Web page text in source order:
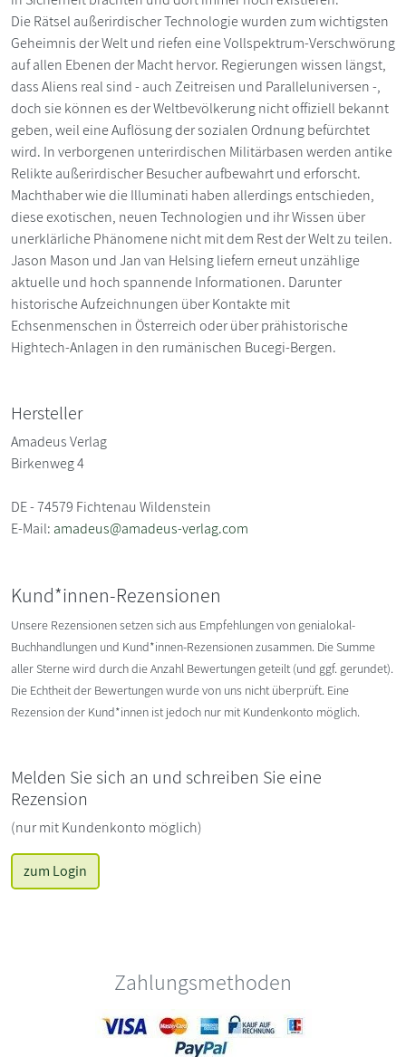
Die Rätsel außerirdischer Technologie wurden zum wichtigsten
Geheimnis der Welt und riefen eine Vollspektrum-Verschwörung
auf allen Ebenen der Macht hervor. Regierungen wissen längst,
dass Aliens real sind - auch Zeitreisen und Paralleluniversen -,
doch sie können es der Weltbevölkerung nicht offiziell bekannt
geben, weil eine Auflösung der sozialen Ordnung befürchtet
wird. In verborgenen unterirdischen Militärbasen werden antike
Relikte außerirdischer Besucher aufbewahrt und erforscht.
Machthaber wie die Illuminati haben allerdings entschieden,
diese exotischen, neuen Technologien und ihr Wissen über
unerklärliche Phänomene nicht mit dem Rest der Welt zu teilen.
Jason Mason und Jan van Helsing liefern erneut unzählige
aktuelle und hoch spannende Informationen. Darunter
historische Aufzeichnungen über Kontakte mit
Echsenmenschen in Österreich oder über prähistorische
Hightech-Anlagen in den rumänischen Bucegi-Bergen.
Hersteller
Amadeus Verlag
Birkenweg 4
DE - 74579 Fichtenau Wildenstein
E-Mail: amadeus@amadeus-verlag.com
Kund*innen-Rezensionen
Unsere Rezensionen setzen sich aus Empfehlungen von genialokal-
Buchhandlungen und Kund*innen-Rezensionen zusammen. Die Summe
aller Sterne wird durch die Anzahl Bewertungen geteilt (und ggf. gerundet).
Die Echtheit der Bewertungen wurde von uns nicht überprüft. Eine
Rezension der Kund*innen ist jedoch nur mit Kundenkonto möglich.
Melden Sie sich an und schreiben Sie eine
Rezension
(nur mit Kundenkonto möglich)
zum Login
Zahlungsmethoden